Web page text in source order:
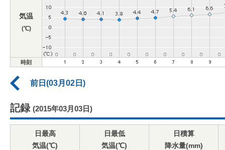
気温
(℃)
時刻
前日(03月02日)
記録 (2015年03月03日)
日最高
気温(℃)
日最低
気温(℃)
日積算
降水量(mm)